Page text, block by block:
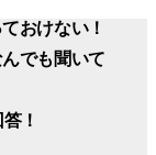
おけない！
でも聞いて
！